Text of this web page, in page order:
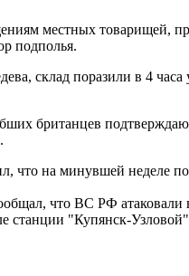
местных товарищей,
подполья.
склад поразили в 4
британцев
что на минувшей неделе
что ВС РФ
станции "Купянск-